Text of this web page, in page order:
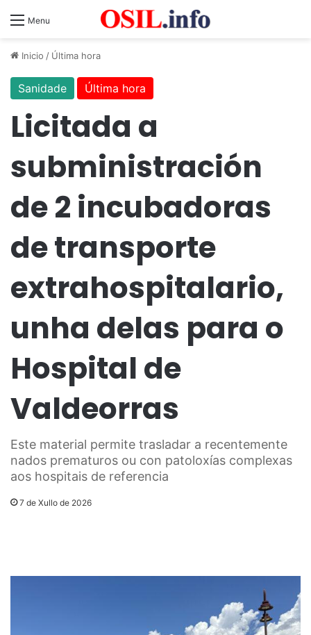
Menu
Inicio / Última hora
Sanidade Última hora
Licitada a
subministración
de 2 incubadoras
de transporte
extrahospitalario,
unha delas para o
Hospital de
Valdeorras
Este material permite trasladar a recentemente
nados prematuros ou con patoloxías complexas
aos hospitais de referencia
7 de Xullo de 2026